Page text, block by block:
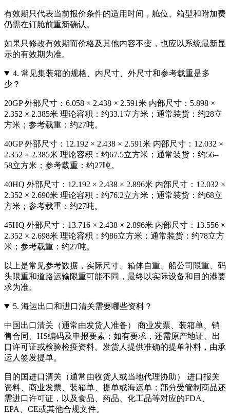
有效期只代表当前报价条件的适用时间，舱位、箱型和附加费
仍需在订舱前重新确认。
如果只修改有效期而价格及其他内容不变，也应以系统最新显
示的有效期为准。
4. 常见集装箱的规格、内尺寸、外尺寸和参考载重是多
少？
20GP 外部尺寸：6.058 × 2.438 × 2.591米 内部尺寸：5.898 ×
2.352 × 2.385米 理论容积：约33.1立方米；通常装货：约28立
方米；参考载重：约27吨。
40GP 外部尺寸：12.192 × 2.438 × 2.591米 内部尺寸：12.032 ×
2.352 × 2.385米 理论容积：约67.5立方米；通常装货：约56–
58立方米；参考载重：约27吨。
40HQ 外部尺寸：12.192 × 2.438 × 2.896米 内部尺寸：12.032 ×
2.352 × 2.690米 理论容积：约76.2立方米；通常装货：约68立
方米；参考载重：约27吨。
45HQ 外部尺寸：13.716 × 2.438 × 2.896米 内部尺寸：13.556 ×
2.352 × 2.698米 理论容积：约86立方米；通常装货：约78立方
米；参考载重：约27吨。
以上是常见参考数据，实际尺寸、箱体自重、船公司限重、码
头限重和道路运输限重可能不同，最终以实际设备和目的港要
求为准。
5. 海运出口和进口清关需要哪些资料？
中国出口清关（通常由发货人准备） 商业发票、装箱单、销
售合同、HS编码及申报要素；如有要求，还需原产地证、出
口许可证或检验检疫资料。发货人提供准确的提单补料，由承
运人签发提单。
目的国进口清关（通常由收货人或当地代理协助） 进口报关
资料、商业发票、装箱单、提单或海运单；部分受管制商品还
需进口许可证，以及食品、药品、化工品等对应的FDA、
EPA、CE或其他合规文件。